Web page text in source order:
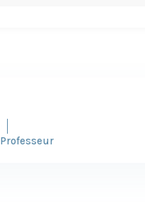
Professeur